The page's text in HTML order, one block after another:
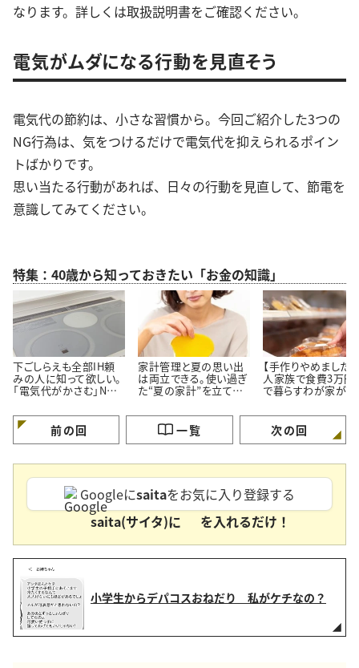
なります。詳しくは取扱説明書をご確認ください。
電気がムダになる行動を見直そう
電気代の節約は、小さな習慣から。今回ご紹介した3つの
NG行為は、気をつけるだけで電気代を抑えられるポイン
トばかりです。
思い当たる行動があれば、日々の行動を見直して、節電を
意識してみてください。
特集：40歳から知っておきたい「お金の知識」
下ごしらえも全部IH頼
みの人に知って欲しい。
「電気代がかさむ」NG
家計管理と夏の思い出
は両立できる。使い過ぎ
た“夏の家計”を立て直
【手作りやめました】
人家族で食費3万円
で暮らすわが家が「
3つ」
前の回 一覧 次の回
Googleにsaitaをお気に入り登録する
saita(サイタ)に
を入れるだけ！
小学生からデパコスおねだり 私がケチなの？